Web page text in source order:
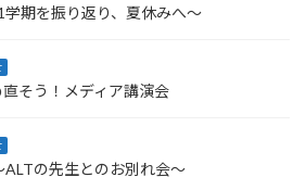
期を振り返り、夏休みへ〜
そう！メディア講演会
の先生とのお別れ会～